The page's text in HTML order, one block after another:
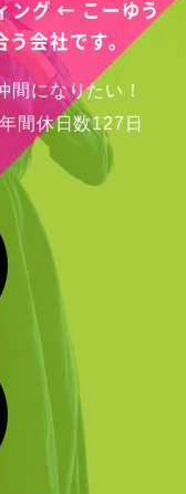
ング ← こーゆう
う会社です。
間になりたい！
年間休日数127日